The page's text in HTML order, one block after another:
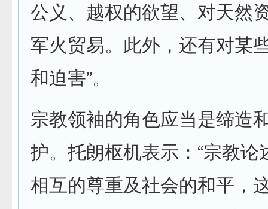
公义、越权的欲望、对天然
军火贸易。此外，还有对某
和迫害”。
宗教领袖的角色应当是缔造
护。托朗枢机表示：“宗教论
相互的尊重及社会的和平，